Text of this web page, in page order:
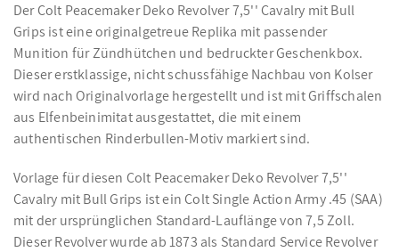
Der Colt Peacemaker Deko Revolver 7,5'' Cavalry mit Bull
Grips ist eine originalgetreue Replika mit passender
Munition für Zündhütchen und bedruckter Geschenkbox.
Dieser erstklassige, nicht schussfähige Nachbau von Kolser
wird nach Originalvorlage hergestellt und ist mit Griffschalen
aus Elfenbeinimitat ausgestattet, die mit einem
authentischen Rinderbullen-Motiv markiert sind.
Vorlage für diesen Colt Peacemaker Deko Revolver 7,5''
Cavalry mit Bull Grips ist ein Colt Single Action Army .45 (SAA)
mit der ursprünglichen Standard-Lauflänge von 7,5 Zoll.
Dieser Revolver wurde ab 1873 als Standard Service Revolver